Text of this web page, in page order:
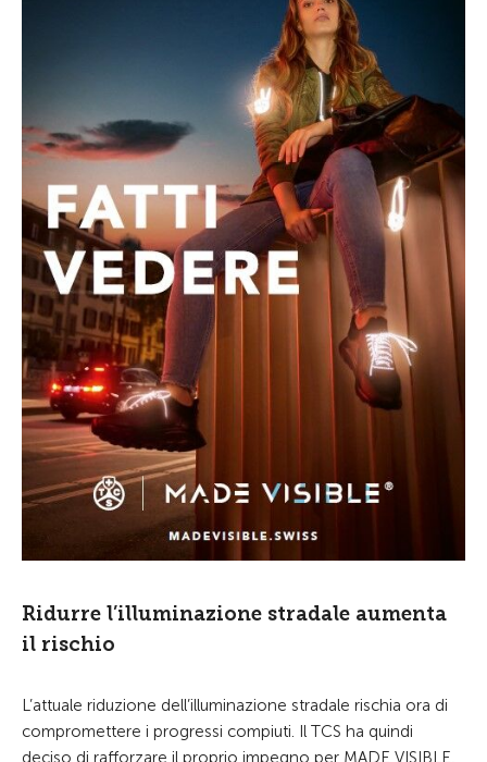
Ridurre l’illuminazione stradale aumenta
il rischio
L’attuale riduzione dell’illuminazione stradale rischia ora di
compromettere i progressi compiuti. Il TCS ha quindi
deciso di rafforzare il proprio impegno per MADE VISIBLE,